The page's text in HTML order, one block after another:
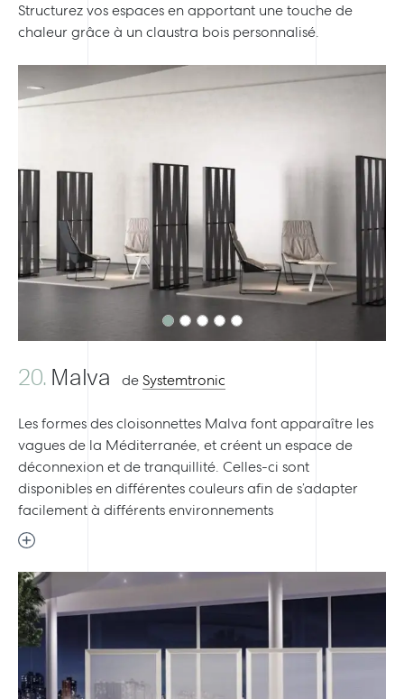
Structurez vos espaces en apportant une touche de
chaleur grâce à un claustra bois personnalisé.
Previous Next
20. Malva deSystemtronic
Les formes des cloisonnettes Malva font apparaître les
vagues de la Méditerranée, et créent un espace de
déconnexion et de tranquillité. Celles-ci sont
disponibles en différentes couleurs afin de s’adapter
facilement à différents environnements